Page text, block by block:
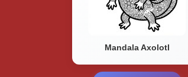
Mandala Axolotl